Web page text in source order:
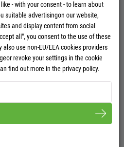
KVINDE
- with your consent - to learn about
suitable advertisingon our website,
and display content from social
all", you consent to the use of these
use non-EU/EEA cookies providers
revoke your settings in the cookie
find out more in the privacy policy.